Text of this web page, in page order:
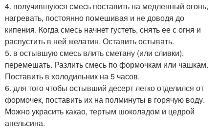
4. получившуюся смесь поставить на медленный огонь,
нагревать, постоянно помешивая и не доводя до
кипения. Когда смесь начнет густеть, снять ее с огня и
распустить в ней желатин. Оставить остывать.
5. в остывшую смесь влить сметану (или сливки),
перемешать. Разлить смесь по формочкам или чашкам.
Поставить в холодильник на 5 часов.
6. для того чтобы остывший десерт легко отделился от
формочек, поставить их на полминуты в горячую воду.
Можно украсить какао, тертым шоколадом и цедрой
апельсина.